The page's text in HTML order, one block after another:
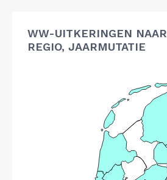
WW-UITKERINGEN NAAR
REGIO, JAARMUTATIE